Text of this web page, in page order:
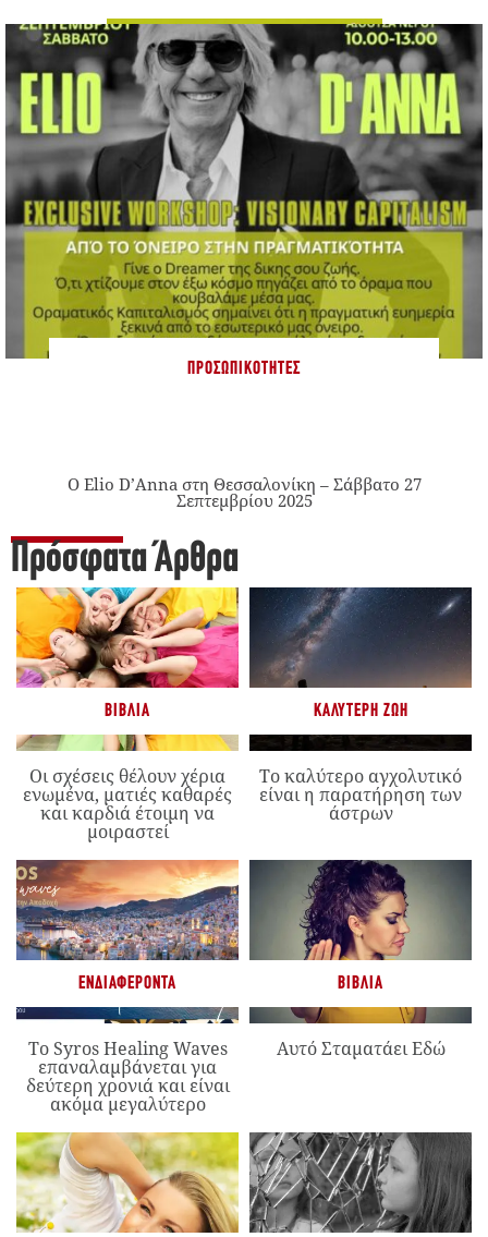
ΠΡΟΣΩΠΙΚΌΤΗΤΕΣ
Ο Elio D’Anna στη Θεσσαλονίκη – Σάββατο 27
Σεπτεμβρίου 2025
Πρόσφατα Άρθρα
ΒΙΒΛΊΑ
Οι σχέσεις θέλουν χέρια
ενωμένα, ματιές καθαρές
και καρδιά έτοιμη να
μοιραστεί
ΚΑΛΎΤΕΡΗ ΖΩΉ
Το καλύτερο αγχολυτικό
είναι η παρατήρηση των
άστρων
ΕΝΔΙΑΦΈΡΟΝΤΑ
Το Syros Healing Waves
επαναλαμβάνεται για
δεύτερη χρονιά και είναι
ακόμα μεγαλύτερο
ΒΙΒΛΊΑ
Αυτό Σταματάει Εδώ